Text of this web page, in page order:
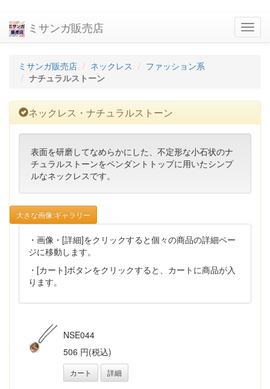
ミサンガ販売店
ミサンガ販売店 ネックレス
ファッション系
ナチュラルストーン
ネックレス・ナチュラルストーン
表面を研磨してなめらかにした、不定形な小石状のナ
チュラルストーンをペンダントトップに用いたシンプ
ルなネックレスです。
大きな画像:ギャラリー
・画像・[詳細]をクリックすると個々の商品の詳細ペー
ジに移動します。
・[カート]ボタンをクリックすると、カートに商品が入
ります。
NSE044
506 円(税込)
カート 詳細